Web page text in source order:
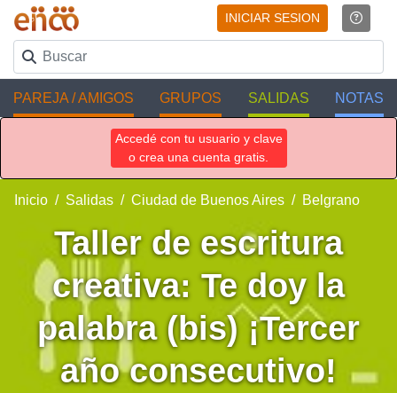
INICIAR SESION
PAREJA / AMIGOS GRUPOS SALIDAS NOTAS
Accedé con tu usuario y clave
o crea una cuenta gratis.
Inicio Salidas Ciudad de Buenos Aires Belgrano
Taller de escritura
creativa: Te doy la
palabra (bis) ¡Tercer
año consecutivo!